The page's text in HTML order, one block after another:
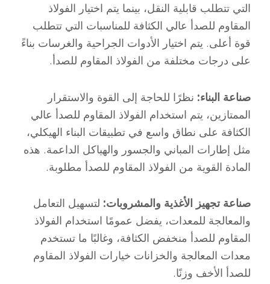
التي تتطلب قابلية النقل، بينما يتم اختيار الفولاذ
المقاوم للصدأ عالي الكثافة للمناسبات التي تتطلب
قوة أعلى. يتم اختيار الأدوات الجراحية والغرسات بناءً
على درجات مختلفة من الفولاذ المقاوم للصدأ.
صناعة البناء: نظرًا للحاجة إلى القوة والاستقرار
الممتازين، يتم استخدام الفولاذ المقاوم للصدأ عالي
الكثافة على نطاق واسع في تطبيقات البناء الهيكلي،
مثل إطارات المباني والجسور والهياكل الداعمة. هذه
المادة القوية من الفولاذ المقاوم للصدأ مطلوبة.
صناعة تجهيز الأغذية والمشروبات: لتسهيل التعامل
والمعالجة للمعدات، يفضل عمومًا استخدام الفولاذ
المقاوم للصدأ منخفض الكثافة، وغالبًا ما تستخدم
معدات المعالجة والخزانات خيارات الفولاذ المقاوم
للصدأ الأخف وزنًا.